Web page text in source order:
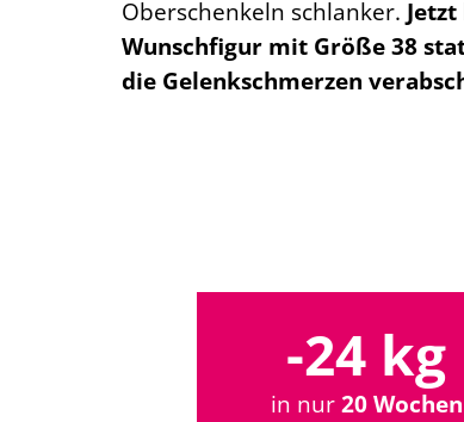
Oberschenkeln schlanker.
Wunschfigur mit Größe 38
die Gelenkschmerzen
-24 kg
in nur20 Wochen